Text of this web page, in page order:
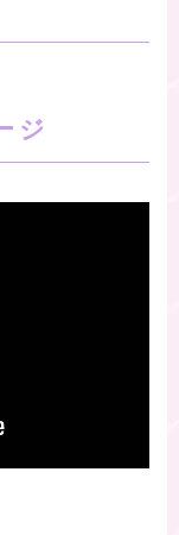
ジ